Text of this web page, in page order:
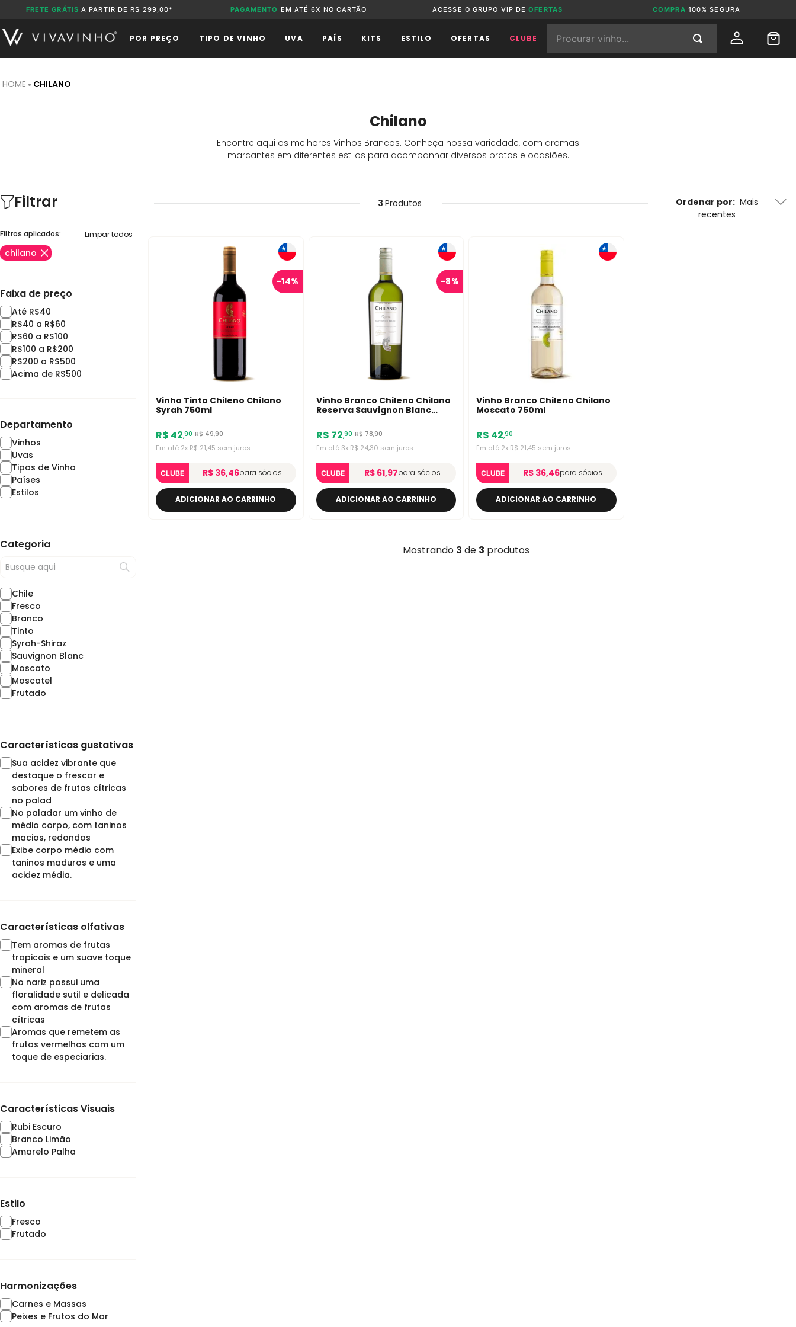
FRETE GRÁTIS A PARTIR DE R$ 299,00* PAGAMENTO EM ATÉ 6X NO CARTÃO ACESSE O GRUPO VIP DEOFERTAS COMPRA 100% SEGURA
POR PREÇO TIPO DE VINHO UVA PAÍS KITS ESTILO OFERTAS CLUBE
CHILANO
Chilano
Encontre aqui os melhores Vinhos Brancos. Conheça nossa variedade, com aromas
marcantes em diferentes estilos para acompanhar diversos pratos e ocasiões.
Filtrar
Filtros aplicados: Limpar todos
chilano
Faixa de preço
Até R$40
R$40 a R$60
R$60 a R$100
R$100 a R$200
R$200 a R$500
Acima de R$500
Departamento
Vinhos
Uvas
Tipos de Vinho
Países
Estilos
Categoria
Chile
Fresco
Branco
Tinto
Syrah-Shiraz
Sauvignon Blanc
Moscato
Moscatel
Frutado
Características gustativas
Sua acidez vibrante que
destaque o frescor e
sabores de frutas cítricas
no palad
No paladar um vinho de
médio corpo, com taninos
macios, redondos
Exibe corpo médio com
taninos maduros e uma
acidez média.
Características olfativas
Tem aromas de frutas
tropicais e um suave toque
mineral
No nariz possui uma
floralidade sutil e delicada
com aromas de frutas
cítricas
Aromas que remetem as
frutas vermelhas com um
toque de especiarias.
Características Visuais
Rubi Escuro
Branco Limão
Amarelo Palha
Estilo
Fresco
Frutado
Harmonizações
Carnes e Massas
Peixes e Frutos do Mar
3Produtos Ordenar por
Mais
recentes
-14%
Vinho Tinto Chileno Chilano
Syrah 750ml
R$ 42,90 R$49,90
Em até 2x R$ 21,45 sem juros
CLUBE R$ 36,46para sócios
ADICIONAR AO CARRINHO
-8%
Vinho Branco Chileno Chilano
Reserva Sauvignon Blanc
R$ 72,90 R$78,90
Em até 3x R$ 24,30 sem juros
CLUBE R$ 61,97para sócios
ADICIONAR AO CARRINHO
Vinho Branco Chileno Chilano
Moscato 750ml
R$ 42,90
Em até 2x R$ 21,45 sem juros
CLUBE R$ 36,46para sócios
ADICIONAR AO CARRINHO
Mostrando 3 de 3 produtos